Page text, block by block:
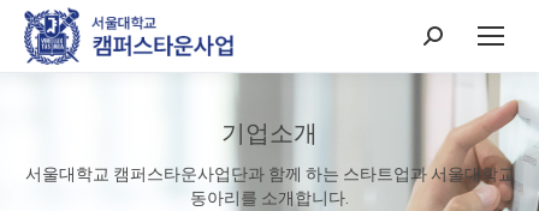
Search:
기업소개
서울대학교 캠퍼스타운사업단과 함께 하는 스타트업과 서울대학교
동아리를 소개합니다.